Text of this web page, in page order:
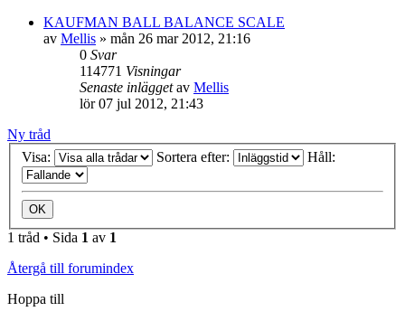
KAUFMAN BALL BALANCE SCALE
av Mellis » mån 26 mar 2012, 21:16
0 Svar
114771 Visningar
Senaste inläggetav Mellis
lör 07 jul 2012, 21:43
Ny tråd
Visa:
Sortera efter: Håll:
1 tråd • Sida 1 av 1
Återgå till forumindex
Hoppa till